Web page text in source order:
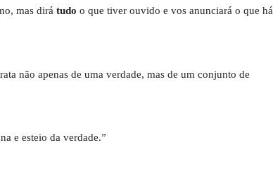
mas dirá tudo o que tiver ouvido e vos anunciará o que há
não apenas de uma verdade, mas de um conjunto de
e esteio da verdade.”